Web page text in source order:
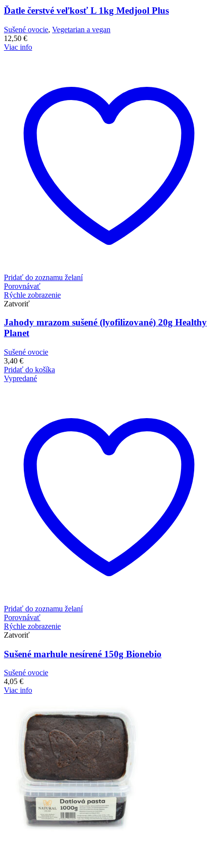
Ďatle čerstvé veľkosť L 1kg Medjool Plus
Sušené ovocie, Vegetarian a vegan
12,50 €
Viac info
Pridať do zoznamu želaní
Porovnávať
Rýchle zobrazenie
Zatvoriť
Jahody mrazom sušené (lyofilizované) 20g Healthy
Planet
Sušené ovocie
3,40 €
Pridať do košíka
Vypredané
Pridať do zoznamu želaní
Porovnávať
Rýchle zobrazenie
Zatvoriť
Sušené marhule nesírené 150g Bionebio
Sušené ovocie
4,05 €
Viac info